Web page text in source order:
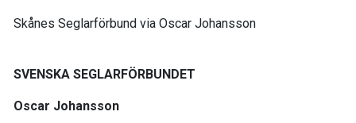
Skånes Seglarförbund via Oscar Johansson
SVENSKA SEGLARFÖRBUNDET
Oscar Johansson